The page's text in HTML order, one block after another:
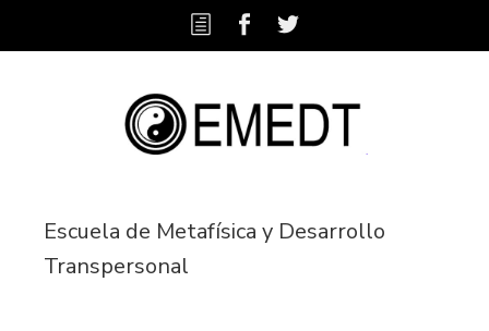
Escuela de Metafísica y Desarrollo
Transpersonal